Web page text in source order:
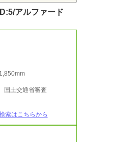
アルファード
国土交通省審査
索はこちらから